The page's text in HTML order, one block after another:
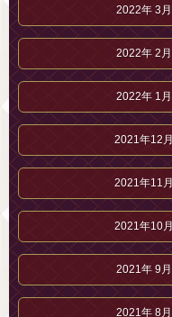
2022年 3月
2022年 2月
2022年 1月
2021年12月
2021年11月
2021年10月
2021年 9月
2021年 8月